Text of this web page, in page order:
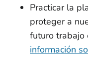
Practicar la
proteger a
futuro trabajo
información